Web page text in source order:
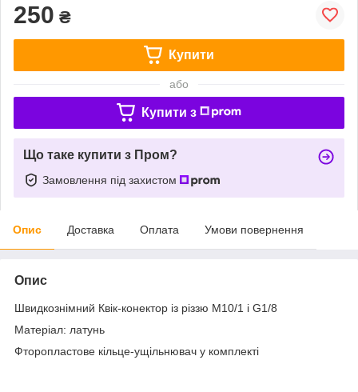
250 ₴
Купити
або
Купити з
Що таке купити з Пром?
Замовлення під захистом
Опис Доставка Оплата Умови повернення
Опис
Швидкознімний Квік-конектор із різзю М10/1 і G1/8
Матеріал: латунь
Фторопластове кільце-ущільнювач у комплекті